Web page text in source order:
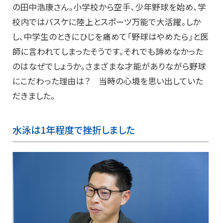
の田中浩康さん。小学校から空手、少年野球を始め、学
校内ではバスケに陸上とスポーツ万能で大活躍。しか
し、中学生のときにひじを痛めて「野球はやめたら」と医
師に言われてしまったそうです。それでも諦めなかった
のはなぜでしょうか。さまざまな才能がありながら野球
にこだわった理由は？ 当時の心境を思い出していた
だきました。
水泳は1年程度で挫折しました